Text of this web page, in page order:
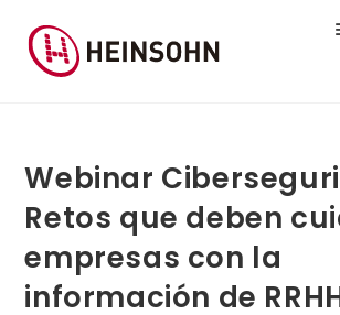
Webinar
Retos que deben
empresas con la
información de